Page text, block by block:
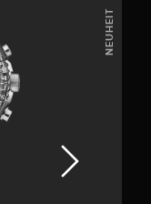
NEUHEIT